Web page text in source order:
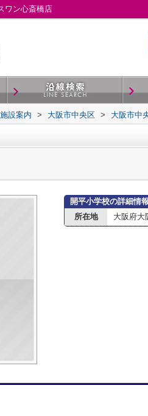
ワン心斎橋店
設案内 > 大阪市中央区 > 大阪市中
開平小学校の詳細情報
所在地
大阪府大